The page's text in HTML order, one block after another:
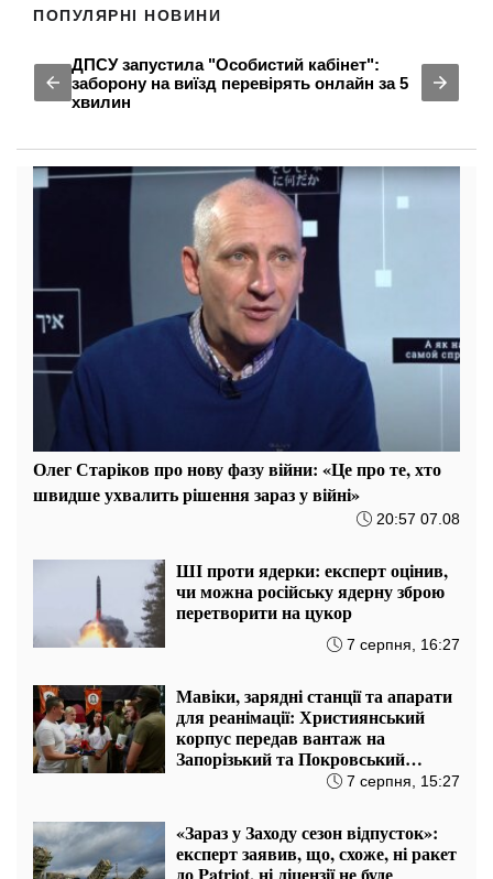
ПОПУЛЯРНІ НОВИНИ
ДПСУ запустила "Особистий кабінет":
заборону на виїзд перевірять онлайн за 5
хвилин
Олег Старіков про нову фазу війни: «Це про те, хто
швидше ухвалить рішення зараз у війні»
20:57 07.08
ШІ проти ядерки: експерт оцінив,
чи можна російську ядерну зброю
перетворити на цукор
7 серпня, 16:27
Мавіки, зарядні станції та апарати
для реанімації: Християнський
корпус передав вантаж на
Запорізький та Покровський
7 серпня, 15:27
«Зараз у Заходу сезон відпусток»:
експерт заявив, що, схоже, ні ракет